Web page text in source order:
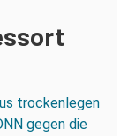
trockenlegen
gegen die